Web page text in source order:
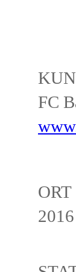
FC
ORT
2016